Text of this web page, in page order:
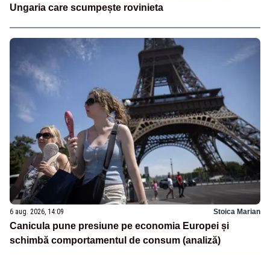
Ungaria care scumpește rovinieta
6 aug. 2026, 14:09 Stoica Marian
Canicula pune presiune pe economia Europei și
schimbă comportamentul de consum (analiză)